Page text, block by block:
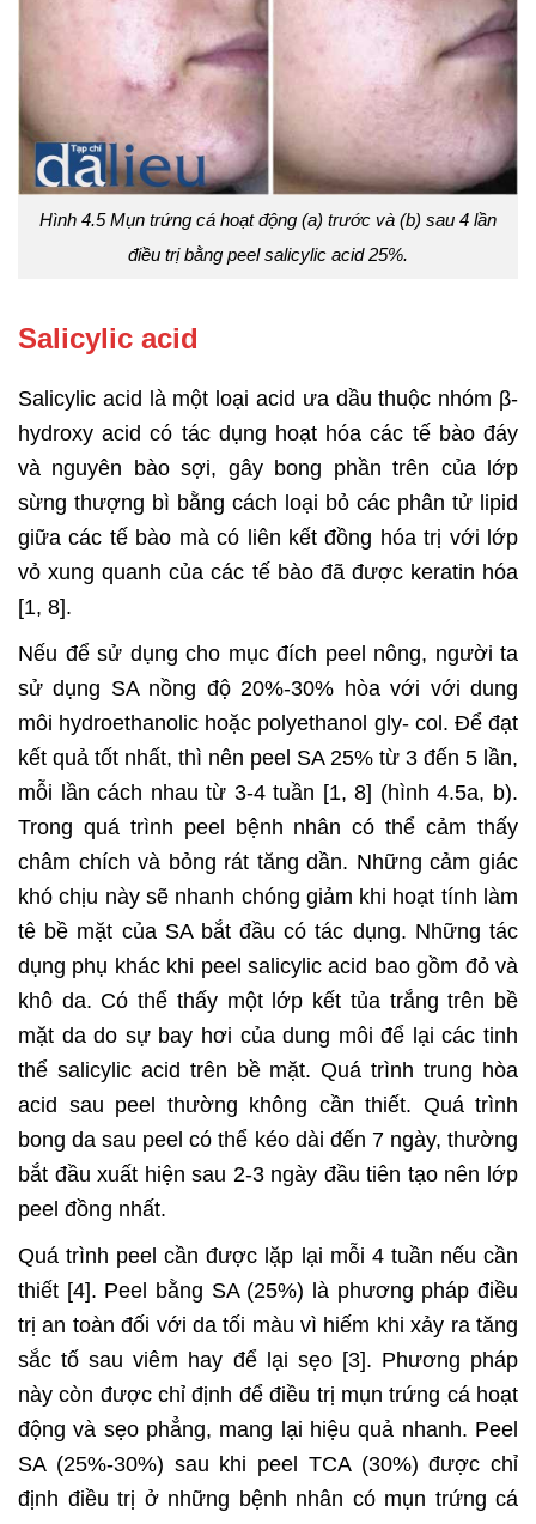
Hình 4.5 Mụn trứng cá hoạt động (a) trước và (b) sau 4 lần
điều trị bằng peel salicylic acid 25%.
Salicylic acid
Salicylic acid là một loại acid ưa dầu thuộc nhóm β-
hydroxy acid có tác dụng hoạt hóa các tế bào đáy
và nguyên bào sợi, gây bong phần trên của lớp
sừng thượng bì bằng cách loại bỏ các phân tử lipid
giữa các tế bào mà có liên kết đồng hóa trị với lớp
vỏ xung quanh của các tế bào đã được keratin hóa
[1, 8].
Nếu để sử dụng cho mục đích peel nông, người ta
sử dụng SA nồng độ 20%-30% hòa với với dung
môi hydroethanolic hoặc polyethanol gly- col. Để đạt
kết quả tốt nhất, thì nên peel SA 25% từ 3 đến 5 lần,
mỗi lần cách nhau từ 3-4 tuần [1, 8] (hình 4.5a, b).
Trong quá trình peel bệnh nhân có thể cảm thấy
châm chích và bỏng rát tăng dần. Những cảm giác
khó chịu này sẽ nhanh chóng giảm khi hoạt tính làm
tê bề mặt của SA bắt đầu có tác dụng. Những tác
dụng phụ khác khi peel salicylic acid bao gồm đỏ và
khô da. Có thể thấy một lớp kết tủa trắng trên bề
mặt da do sự bay hơi của dung môi để lại các tinh
thể salicylic acid trên bề mặt. Quá trình trung hòa
acid sau peel thường không cần thiết. Quá trình
bong da sau peel có thể kéo dài đến 7 ngày, thường
bắt đầu xuất hiện sau 2-3 ngày đầu tiên tạo nên lớp
peel đồng nhất.
Quá trình peel cần được lặp lại mỗi 4 tuần nếu cần
thiết [4]. Peel bằng SA (25%) là phương pháp điều
trị an toàn đối với da tối màu vì hiếm khi xảy ra tăng
sắc tố sau viêm hay để lại sẹo [3]. Phương pháp
này còn được chỉ định để điều trị mụn trứng cá hoạt
động và sẹo phẳng, mang lại hiệu quả nhanh. Peel
SA (25%-30%) sau khi peel TCA (30%) được chỉ
định điều trị ở những bệnh nhân có mụn trứng cá